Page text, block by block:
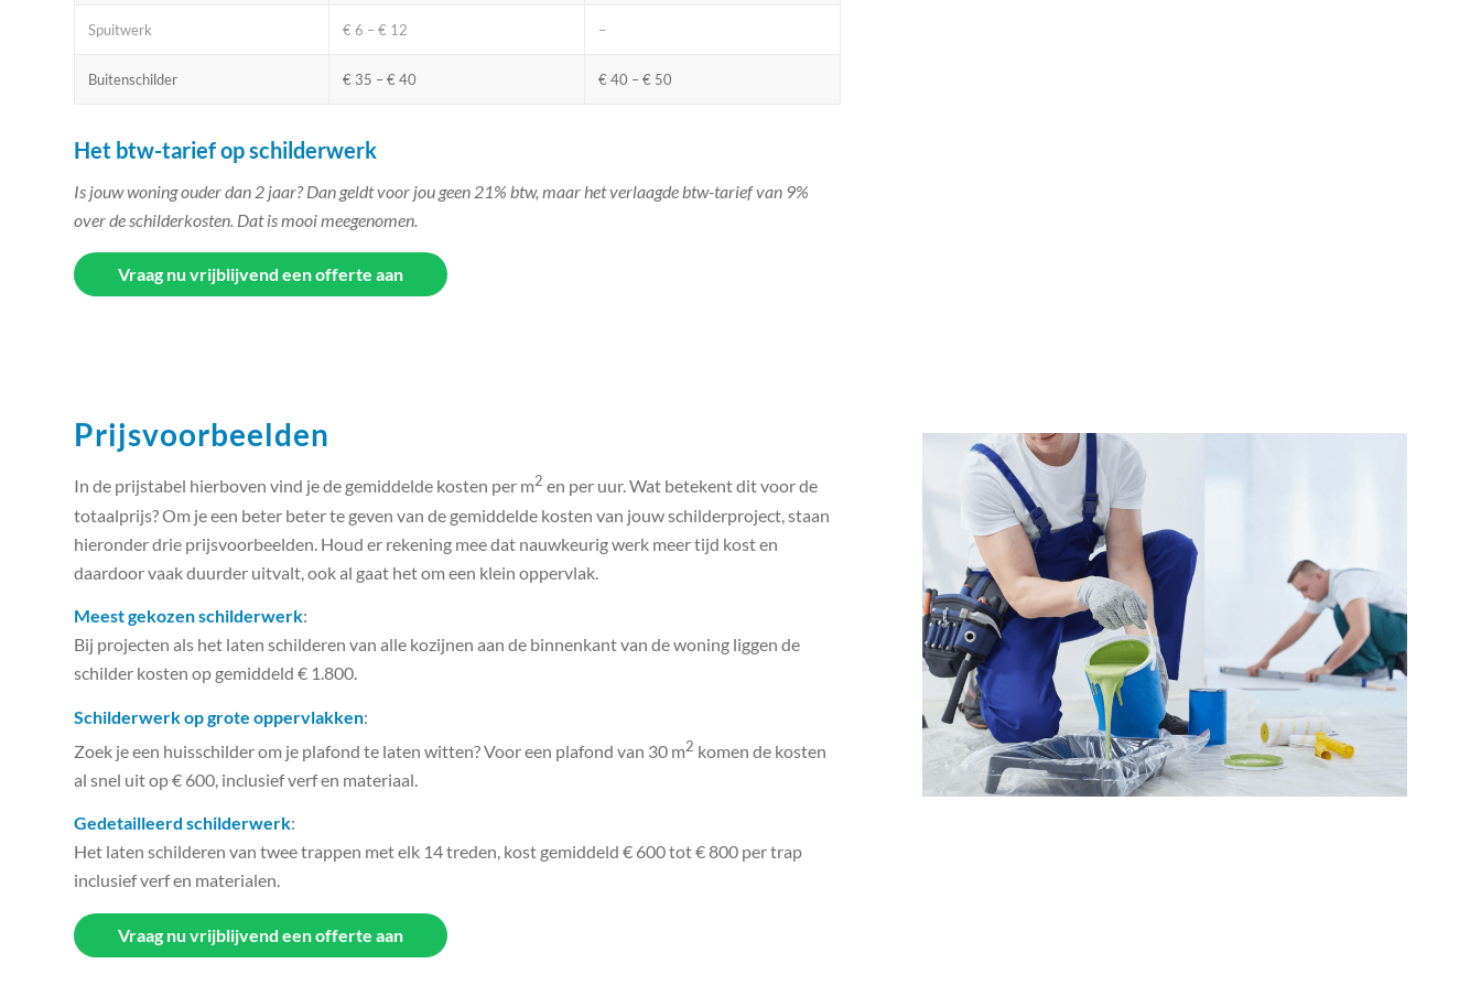
Spuitwerk € 6 – € 12 –
Buitenschilder € 35 – € 40 € 40 – € 50
Het btw-tarief op schilderwerk
Is jouw woning ouder dan 2 jaar? Dan geldt voor jou geen 21% btw, maar het verlaagde btw-tarief van 9%
over de schilderkosten. Dat is mooi meegenomen.
Vraag nu vrijblijvend een offerte aan
Prijsvoorbeelden
In de prijstabel hierboven vind je de gemiddelde kosten per m2 en per uur. Wat betekent dit voor de
totaalprijs? Om je een beter beter te geven van de gemiddelde kosten van jouw schilderproject, staan
hieronder drie prijsvoorbeelden. Houd er rekening mee dat nauwkeurig werk meer tijd kost en
daardoor vaak duurder uitvalt, ook al gaat het om een klein oppervlak.
Meest gekozen schilderwerk:
Bij projecten als het laten schilderen van alle kozijnen aan de binnenkant van de woning liggen de
schilder kosten op gemiddeld € 1.800.
Schilderwerk op grote oppervlakken:
Zoek je een huisschilder om je plafond te laten witten? Voor een plafond van 30 m2 komen de kosten
al snel uit op € 600, inclusief verf en materiaal.
Gedetailleerd schilderwerk:
Het laten schilderen van twee trappen met elk 14 treden, kost gemiddeld € 600 tot € 800 per trap
inclusief verf en materialen.
Vraag nu vrijblijvend een offerte aan